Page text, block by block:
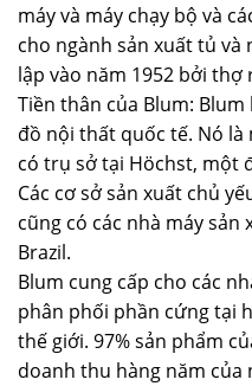
máy và máy chạy bộ và
cho ngành sản xuất tủ
lập vào năm 1952 bởi thợ
Tiền thân của Blum:
đồ nội thất quốc tế. Nó
có trụ sở tại Höchst, một
Các cơ sở sản xuất chủ
cũng có các nhà máy sản
Brazil.
Blum cung cấp cho các
phân phối phần cứng tại
thế giới. 97% sản phẩm
doanh thu hàng năm của